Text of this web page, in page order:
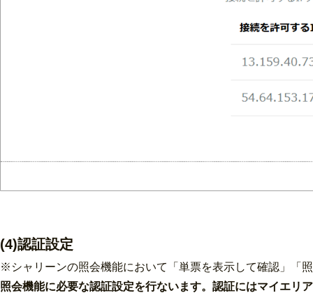
(4)認証設定
※シャリーンの照会機能において「単票を表示して確認」「
照会機能に必要な認証設定を行ないます。認証にはマイエリ